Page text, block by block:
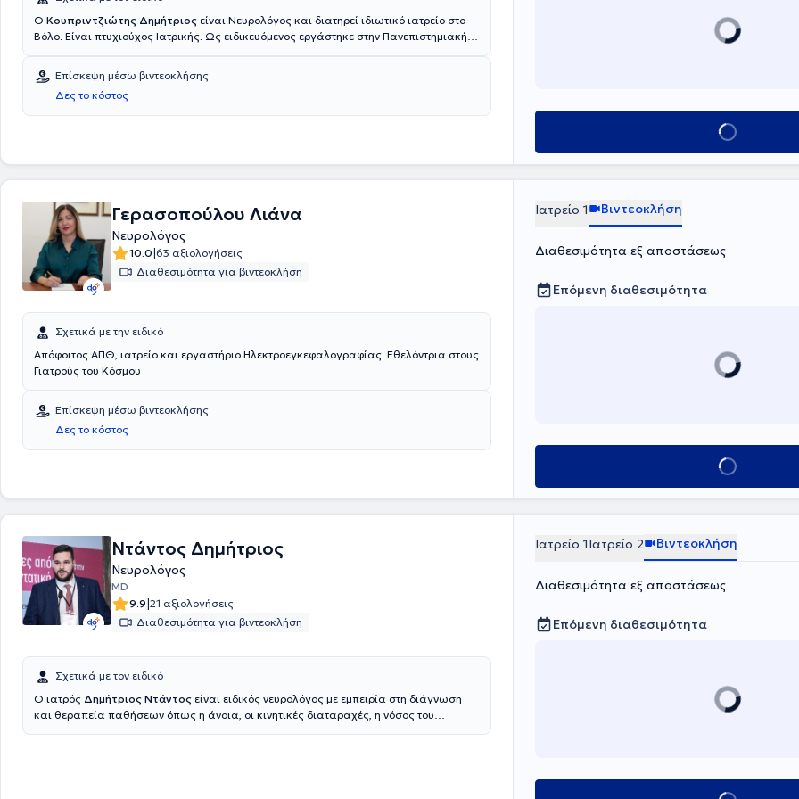
Ο Κουπριντζιώτης Δημήτριος είναι Νευρολόγος και διατηρεί ιδιωτικό ιατρείο στο
Βόλο. Είναι πτυχιούχος Ιατρικής. Ως ειδικευόμενος εργάστηκε στην Πανεπιστημιακή
ως βοηθός στη Νευρολογική κλινική του νοσοκομείου Augusta στο Bochum της
Γερμανίας. Τέλος, έχει εξειδικευτεί και διαθέτει ιδιαίτερη εμπειρία στις διαταραχές
του ύπνου, στην κεφαλαλγία και στις αγγειακές εγκεφαλικές παθήσεις.
Επίσκεψη μέσω βιντεοκλήσης
Δες το κόστος
Κλείσε ραντεβού
Γερασοπούλου Λιάνα
Νευρολόγος
10.0|63 αξιολογήσεις
Διαθεσιμότητα για βιντεοκλήση
Σχετικά με την ειδικό
Απόφοιτος ΑΠΘ, ιατρείο και εργαστήριο Ηλεκτροεγκεφαλογραφίας. Εθελόντρια στους
Γιατρούς του Κόσμου
Επίσκεψη μέσω βιντεοκλήσης
Δες το κόστος
Ιατρείο 1 Βιντεοκλήση
Διαθεσιμότητα εξ αποστάσεως
Επόμενη διαθεσιμότητα
Κλείσε ραντεβού
Ντάντος Δημήτριος
Νευρολόγος
MD
9.9|21 αξιολογήσεις
Διαθεσιμότητα για βιντεοκλήση
Σχετικά με τον ειδικό
Ο ιατρός Δημήτριος Ντάντος είναι ειδικός νευρολόγος με εμπειρία στη διάγνωση
και θεραπεία παθήσεων όπως η άνοια, οι κινητικές διαταραχές, η νόσος του
Ιατρείο 1Ιατρείο 2 Βιντεοκλήση
Διαθεσιμότητα εξ αποστάσεως
Επόμενη διαθεσιμότητα